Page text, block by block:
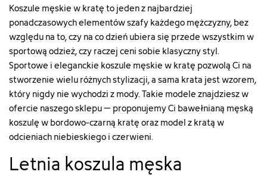
Koszule męskie w kratę to jeden z najbardziej
ponadczasowych elementów szafy każdego mężczyzny, bez
względu na to, czy na co dzień ubiera się przede wszystkim w
sportową odzież, czy raczej ceni sobie klasyczny styl.
Sportowe i eleganckie koszule męskie w kratę pozwolą Ci na
stworzenie wielu różnych stylizacji, a sama krata jest wzorem,
który nigdy nie wychodzi z mody. Takie modele znajdziesz w
ofercie naszego sklepu – proponujemy Ci bawełnianą męską
koszulę w bordowo-czarną kratę oraz model z kratą w
odcieniach niebieskiego i czerwieni.
Letnia koszula męska